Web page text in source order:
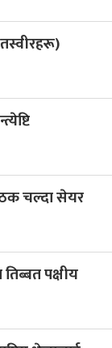
चल्दा सेयर
तिब्बत पक्षीय